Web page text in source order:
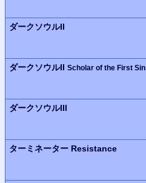
ダークソウルII
ダークソウルII Scholar of the First Sin
ダークソウルIII
ターミネーター Resistance